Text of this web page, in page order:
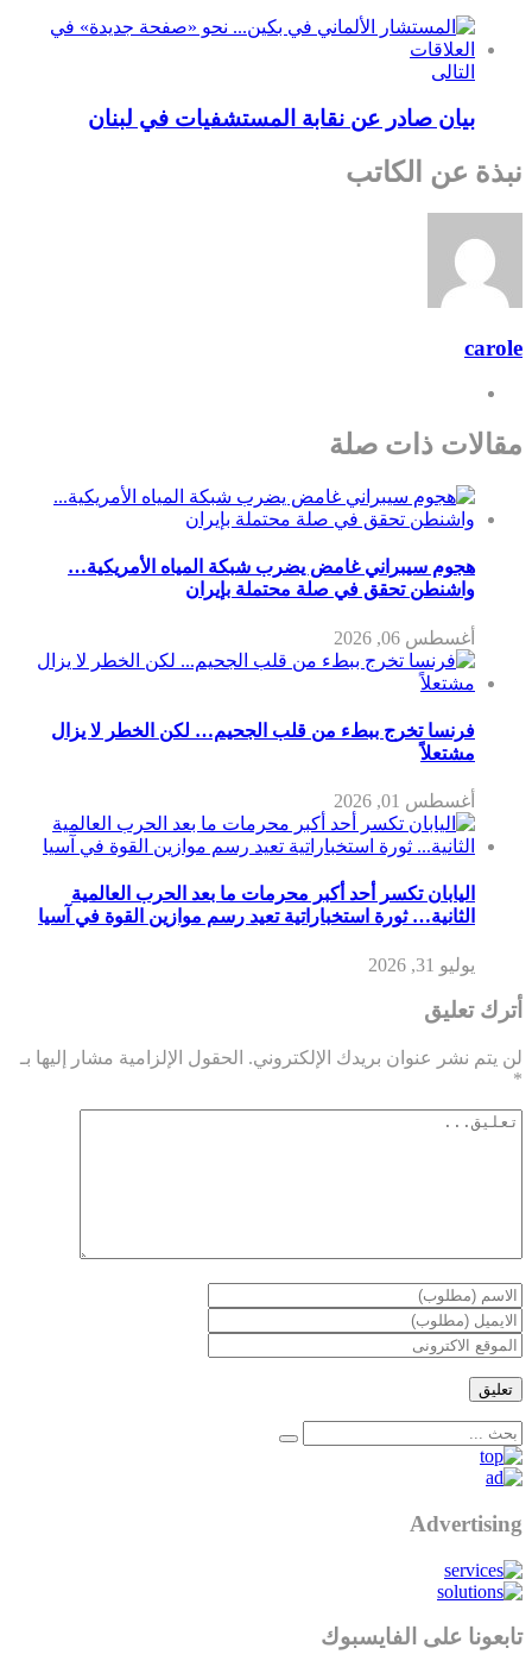
التالى
بيان صادر عن نقابة المستشفيات في لبنان
نبذة عن الكاتب
carole
مقالات ذات صلة
هجوم سيبراني غامض يضرب شبكة المياه الأمريكية…
واشنطن تحقق في صلة محتملة بإيران
أغسطس 06, 2026
فرنسا تخرج ببطء من قلب الجحيم… لكن الخطر لا يزال
مشتعلاً
أغسطس 01, 2026
اليابان تكسر أحد أكبر محرمات ما بعد الحرب العالمية
الثانية… ثورة استخباراتية تعيد رسم موازين القوة في آسيا
يوليو 31, 2026
أترك تعليق
لن يتم نشر عنوان بريدك الإلكتروني. الحقول الإلزامية مشار إليها بـ
*
Advertising
تابعونا على الفايسبوك